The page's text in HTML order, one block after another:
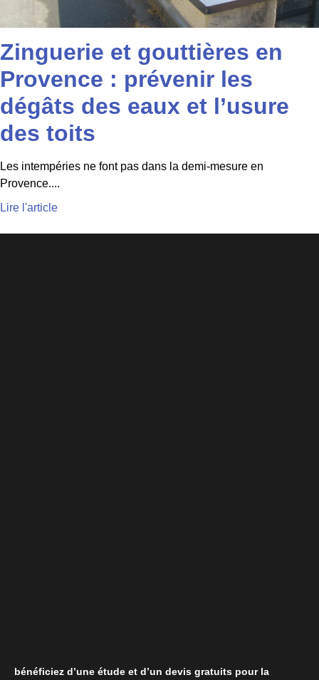
Zinguerie et gouttières en
Provence : prévenir les
dégâts des eaux et l’usure
des toits
Les intempéries ne font pas dans la demi-mesure en
Provence....
Lire l'article
bénéficiez d’une étude et d’un devis gratuits pour la